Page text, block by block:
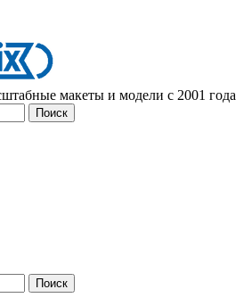
макеты и модели с 2001 года
Поиск
Поиск